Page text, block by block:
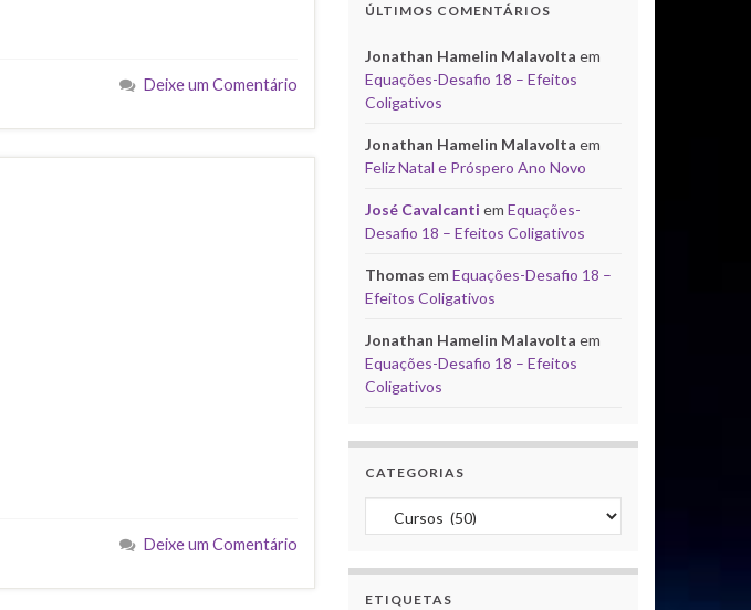
Deixe um Comentário
Deixe um Comentário
ÚLTIMOS COMENTÁRIOS
Jonathan Hamelin Malavolta em
Equações-Desafio 18 – Efeitos
Coligativos
Jonathan Hamelin Malavolta em
Feliz Natal e Próspero Ano Novo
José Cavalcanti em Equações-
Desafio 18 – Efeitos Coligativos
Thomas em Equações-Desafio 18 –
Efeitos Coligativos
Jonathan Hamelin Malavolta em
Equações-Desafio 18 – Efeitos
Coligativos
CATEGORIAS
Categorias
ETIQUETAS